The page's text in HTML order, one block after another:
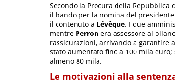
Secondo la Procura della Repubblica
il bando per la nomina del presidente
il contenuto a Lévêque. I due
mentre Perron era assessore al
rassicurazioni, arrivando a garantire a
stato aumentato fino a 100 mila
almeno 80 mila.
Le motivazioni alla